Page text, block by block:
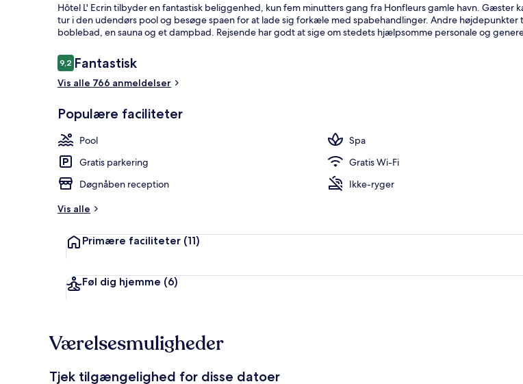
Hôtel L' Ecrin tilbyder en fantastisk beliggenhed, kun fem minutters gang fra Honfleurs gamle havn. Gæster
tur i den udendørs pool og besøge spaen for at lade sig forkæle med spabehandlinger. Andre
boblebad, en sauna og et dampbad. Rejsende har godt at sige om stedets hjælpsomme personale og
Anmeldelser
9,29,2 ud af 10.
Fantastisk
Vis alle 766 anmeldelser
Populære faciliteter
Pool
Spa
Gratis parkering
Gratis Wi-Fi
Døgnåben reception
Ikke-ryger
Vis alle
Primære faciliteter (11)
Føl dig hjemme (6)
Værelsesmuligheder
Tjek tilgængelighed for disse datoer